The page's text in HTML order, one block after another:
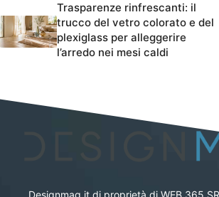
Trasparenze rinfrescanti: il
trucco del vetro colorato e del
plexiglass per alleggerire
l’arredo nei mesi caldi